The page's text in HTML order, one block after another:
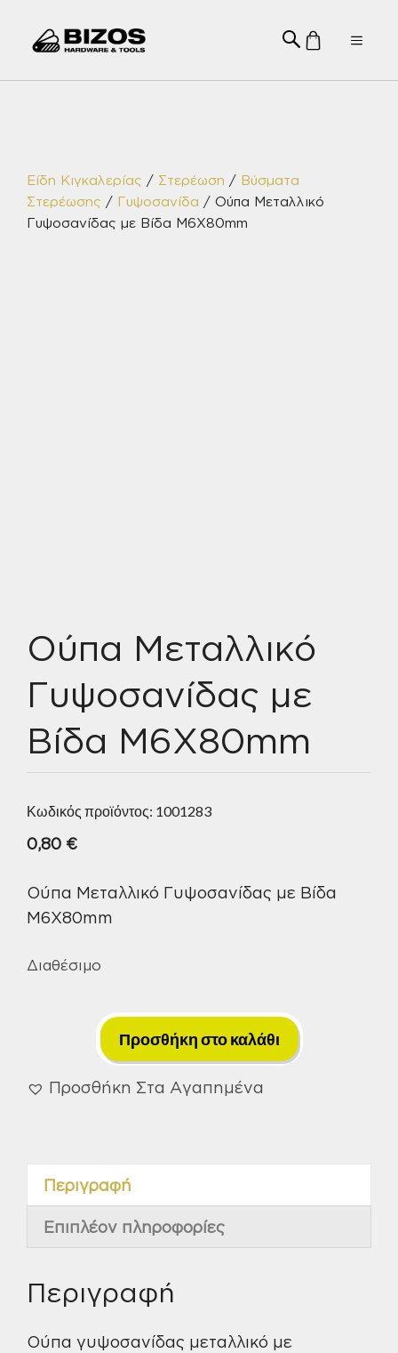
Menu
Είδη Κιγκαλερίας / Στερέωση / Βύσματα
Στερέωσης / Γυψοσανίδα / Ούπα Μεταλλικό
Γυψοσανίδας με Βίδα M6Χ80mm
Ούπα Μεταλλικό
Γυψοσανίδας με
Βίδα M6Χ80mm
Κωδικός προϊόντος: 1001283
0,80 €
Ούπα Μεταλλικό Γυψοσανίδας με Βίδα
M6Χ80mm
Διαθέσιμο
Μεταλλικό
Γυψοσανίδας
με
Προσθήκη στο καλάθι
Προσθήκη Στα Αγαπημένα
Περιγραφή
Επιπλέον πληροφορίες
Περιγραφή
Ούπα γυψοσανίδας μεταλλικό με